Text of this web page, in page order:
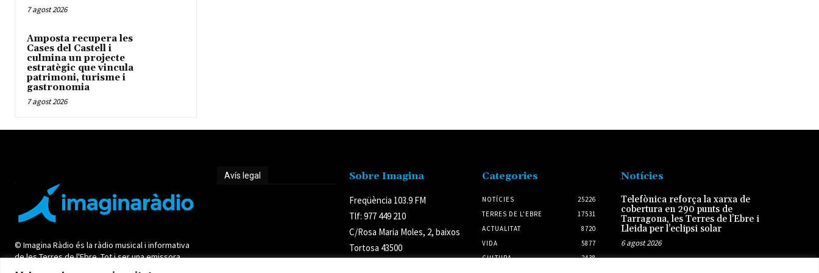
7 agost 2026
Amposta recupera les
Cases del Castell i
culmina un projecte
estratègic que vincula
patrimoni, turisme i
gastronomia
7 agost 2026
© Imagina Ràdio és la ràdio musical i informativa
de les Terres de l'Ebre. Tot i ser una emissora
Avís legal Sobre Imagina
Freqüència 103.9 FM
Tlf: 977 449 210
C/Rosa Maria Moles, 2, baixos
Tortosa 43500
Categories
NOTÍCIES
25226
TERRES DE L'EBRE
17531
ACTUALITAT
8720
VIDA
5877
CULTURA
2438
Notícies
Telefònica reforça la xarxa de
cobertura en 290 punts de
Tarragona, les Terres de l’Ebre i
Lleida per l’eclipsi solar
6 agost 2026